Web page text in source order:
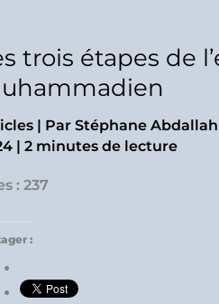
trois étapes de
| Par Stéphane Abdallah
| 2 minutes de lecture
: 237
: